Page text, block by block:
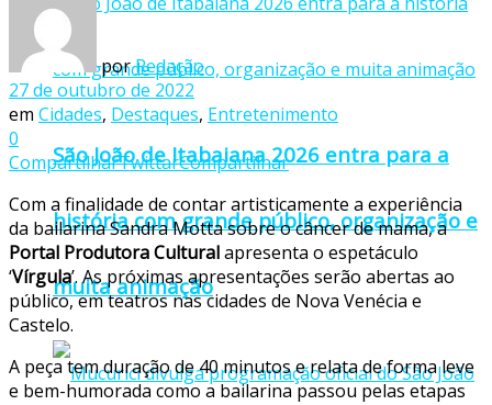
São João de Itabaiana 2026 entra para a
história com grande público, organização e
muita animação
porRedação
27 de outubro de 2022
em Cidades, Destaques, Entretenimento
0
CompartilharTwittarCompartilhar
Com a finalidade de contar artisticamente a experiência
da bailarina Sandra Motta sobre o câncer de mama, a
Portal Produtora Culturalapresenta o espetáculo
‘Vírgula’. As próximas apresentações serão abertas ao
público, em teatros nas cidades de Nova Venécia e
Castelo.
A peça tem duração de 40 minutos e relata de forma leve
e bem-humorada como a bailarina passou pelas etapas